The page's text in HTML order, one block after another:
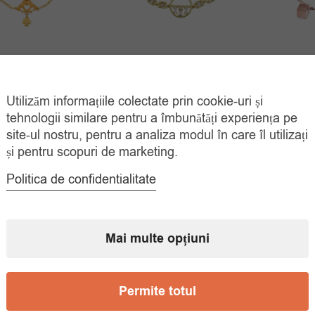
Placata Aur
65.00 lei
Prețul
inițial
a
fost:
65.00 lei.
leiPrețul
curent
este:
45.00 lei.
ADAUGĂ ÎN
COȘ
65.00
Prețul
inițial
45.00leiPrețul
curent
ADAUGĂ ÎN
COȘ
Utilizăm informațiile colectate prin cookie-uri și
tehnologii similare pentru a îmbunătăți experiența pe
site-ul nostru, pentru a analiza modul în care îl utilizați
și pentru scopuri de marketing.
Politica de confidentialitate
Mai multe opțiuni
Permite totul